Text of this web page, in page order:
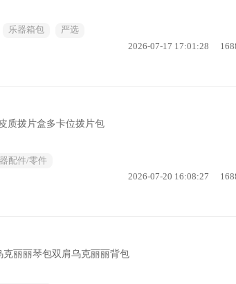
乐器箱包
严选
2026-07-17 17:01:28
质拨片盒多卡位拨片包
配件/零件
2026-07-20 16:08:27
克丽丽琴包双肩乌克丽丽背包